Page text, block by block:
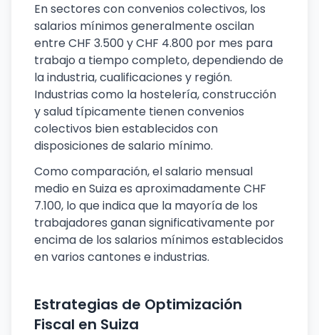
En sectores con convenios colectivos, los
salarios mínimos generalmente oscilan
entre CHF 3.500 y CHF 4.800 por mes para
trabajo a tiempo completo, dependiendo de
la industria, cualificaciones y región.
Industrias como la hostelería, construcción
y salud típicamente tienen convenios
colectivos bien establecidos con
disposiciones de salario mínimo.
Como comparación, el salario mensual
medio en Suiza es aproximadamente CHF
7.100, lo que indica que la mayoría de los
trabajadores ganan significativamente por
encima de los salarios mínimos establecidos
en varios cantones e industrias.
Estrategias de Optimización
Fiscal en Suiza